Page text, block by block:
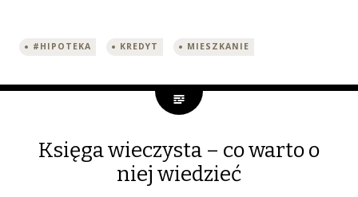
#HIPOTEKA KREDYT MIESZKANIE
Księga wieczysta – co warto o
niej wiedzieć